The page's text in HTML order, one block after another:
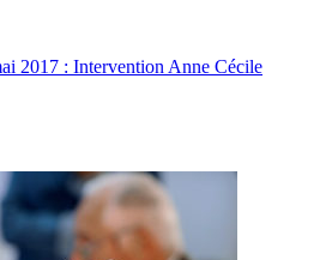
2017 : Intervention Anne Cécile